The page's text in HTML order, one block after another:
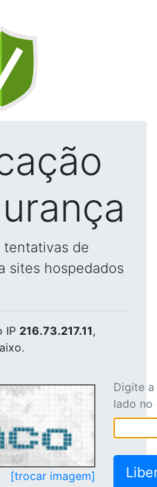
tentativas de
sites hospedados
IP 216.73.217.11,
[trocar imagem]
Digite
lado no